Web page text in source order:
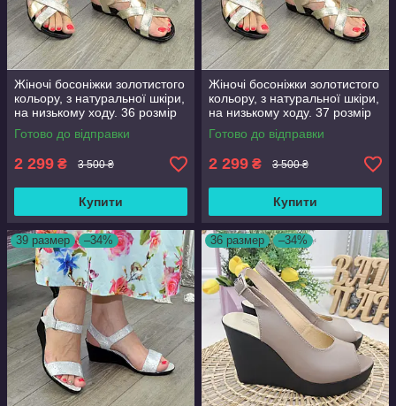
Жіночі босоніжки золотистого
кольору, з натуральної шкіри,
на низькому ходу. 36 розмір
Готово до відправки
2 299 ₴ 3 500 ₴
Купити
Жіночі босоніжки золотистого
кольору, з натуральної шкіри,
на низькому ходу. 37 розмір
Готово до відправки
2 299 ₴ 3 500 ₴
Купити
39 размер –34% 36 размер –34%